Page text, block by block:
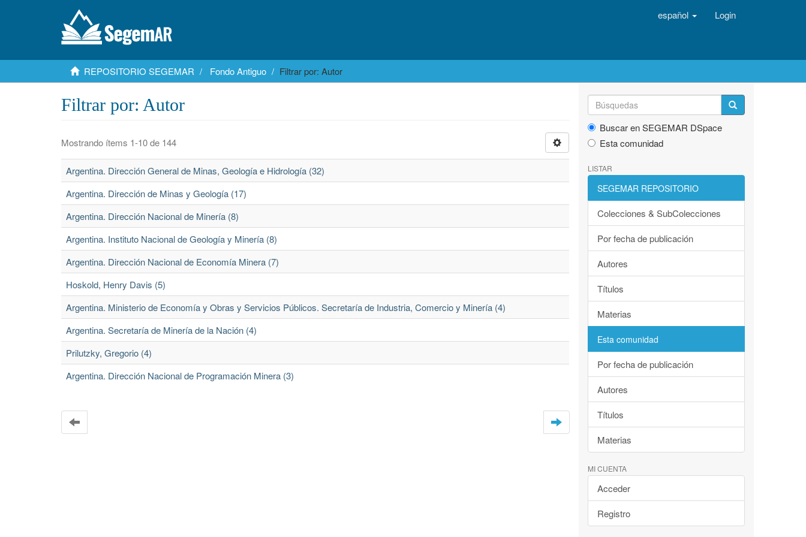
español Login
REPOSITORIO SEGEMAR Fondo Antiguo Filtrar por: Autor
Filtrar por: Autor
Mostrando ítems 1-10 de 144
Argentina. Dirección General de Minas, Geología e Hidrología (32)
Argentina. Dirección de Minas y Geología (17)
Argentina. Dirección Nacional de Minería (8)
Argentina. Instituto Nacional de Geología y Minería (8)
Argentina. Dirección Nacional de Economía Minera (7)
Hoskold, Henry Davis (5)
Argentina. Ministerio de Economía y Obras y Servicios Públicos. Secretaría de Industria, Comercio y Minería (4)
Argentina. Secretaría de Minería de la Nación (4)
Prilutzky, Gregorio (4)
Argentina. Dirección Nacional de Programación Minera (3)
Buscar en SEGEMAR DSpace
Esta comunidad
LISTAR
SEGEMAR REPOSITORIO
Colecciones & SubColecciones
Por fecha de publicación
Autores
Títulos
Materias
Esta comunidad
Por fecha de publicación
Autores
Títulos
Materias
MI CUENTA
Acceder
Registro